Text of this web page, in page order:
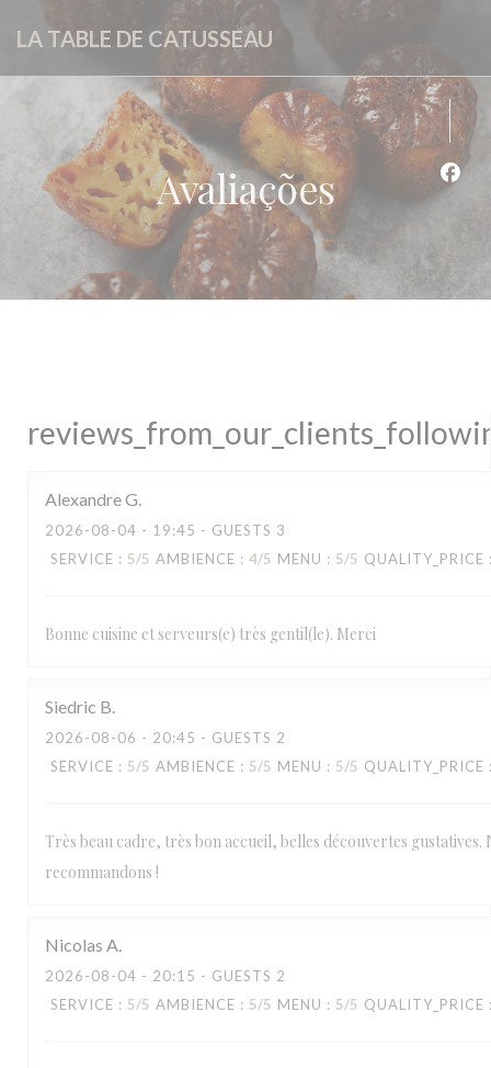
Painel de Gerenciamento de Cookies
LA TABLE DE CATUSSEAU
Avaliações
AlexandreG
2026-08-04 - 19:45 - GUESTS 3
SERVICE : 5/5 AMBIENCE : 4/5 MENU : 5/5 QUALITY_PRICE
Bonne cuisine et serveurs(e) très gentil(le). Merci
Siedric B
2026-08-06 - 20:45 - GUESTS 2
SERVICE : 5/5 AMBIENCE : 5/5 MENU : 5/5 QUALITY_PRICE
Très beau cadre, très bon accueil, belles découvertes gustatives.
recommandons !
Nicolas A
2026-08-04 - 20:15 - GUESTS 2
SERVICE : 5/5 AMBIENCE : 5/5 MENU : 5/5 QUALITY_PRICE